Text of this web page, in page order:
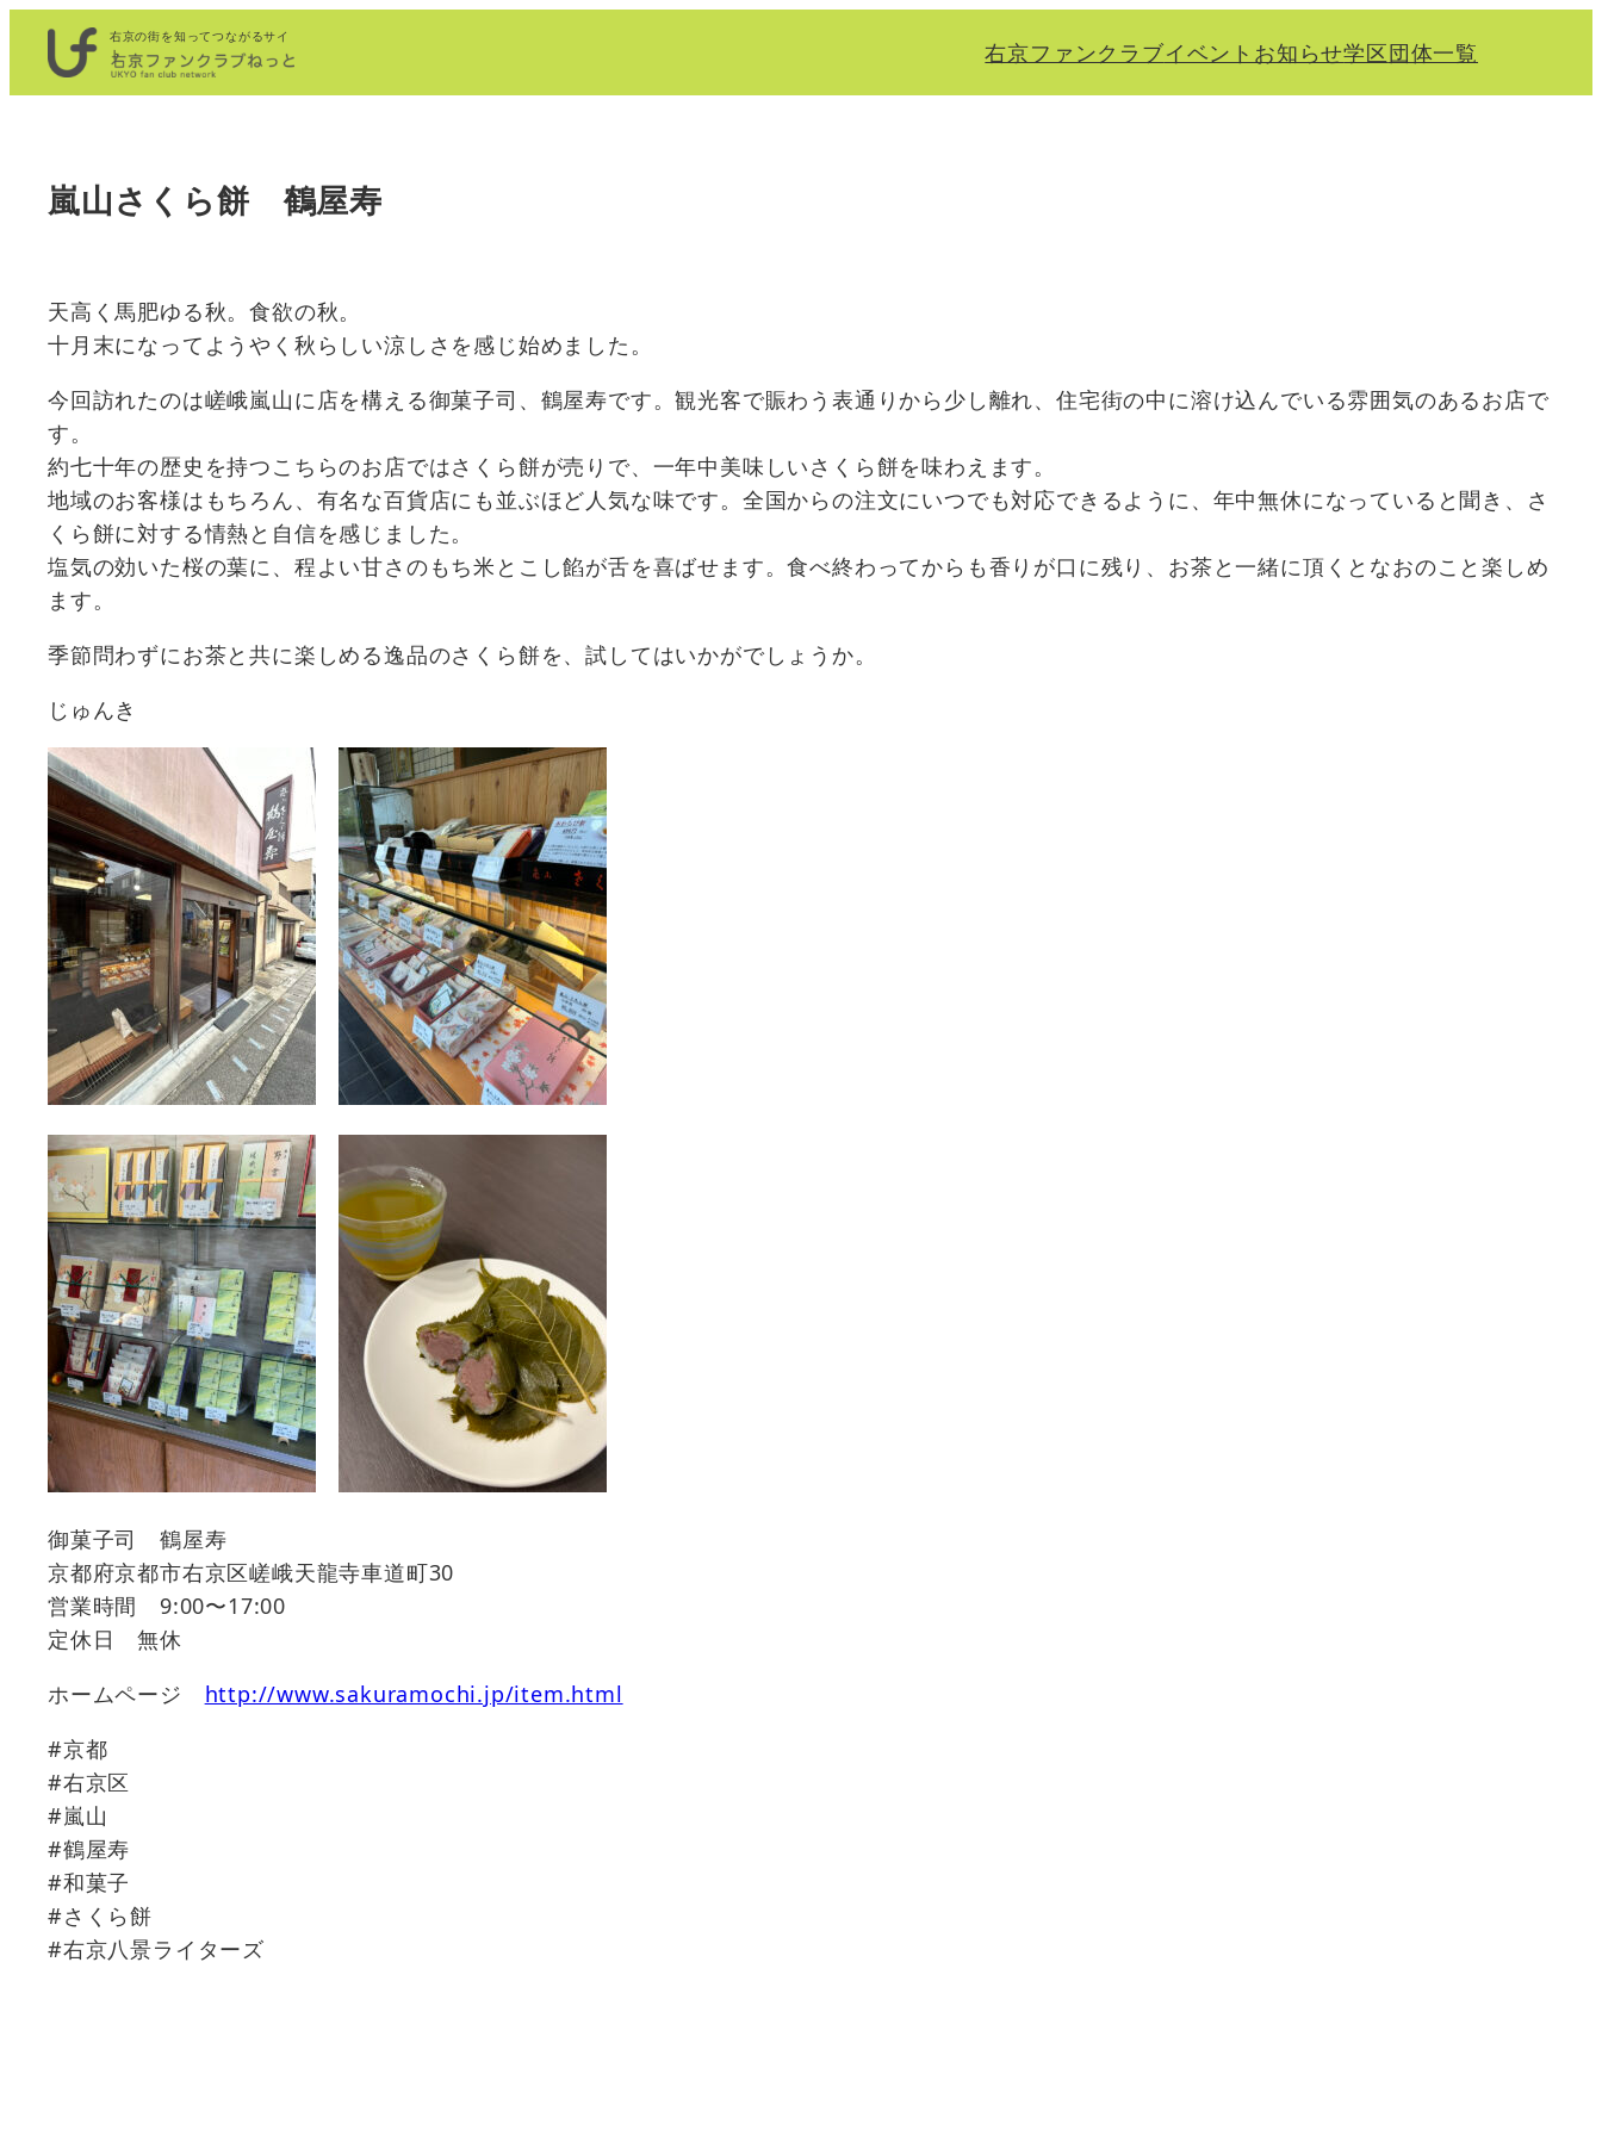
を
右京の街を知ってつながるサイ
ト
右京ファンクラブイベント お知らせ学区団体一覧
嵐山さくら餅 鶴屋寿
天高く馬肥ゆる秋。食欲の秋。
十月末になってようやく秋らしい涼しさを感じ始めました。
今回訪れたのは嵯峨嵐山に店を構える御菓子司、鶴屋寿です。観光客で賑わう表通りから少し離れ、住宅街の中に溶け込んでいる雰囲気のあるお店で
す。
約七十年の歴史を持つこちらのお店ではさくら餅が売りで、一年中美味しいさくら餅を味わえます。
地域のお客様はもちろん、有名な百貨店にも並ぶほど人気な味です。全国からの注文にいつでも対応できるように、年中無休になっていると聞き、さ
くら餅に対する情熱と自信を感じました。
塩気の効いた桜の葉に、程よい甘さのもち米とこし餡が舌を喜ばせます。食べ終わってからも香りが口に残り、お茶と一緒に頂くとなおのこと楽しめ
ます。
季節問わずにお茶と共に楽しめる逸品のさくら餅を、試してはいかがでしょうか。
じゅんき
御菓子司 鶴屋寿
京都府京都市右京区嵯峨天龍寺車道町30
営業時間 9:00〜17:00
定休日 無休
ホームページ http://www.sakuramochi.jp/item.html
#京都
#右京区
#嵐山
#鶴屋寿
#和菓子
#さくら餅
#右京八景ライターズ